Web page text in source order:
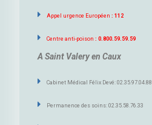
Appel urgence Européen : 112
Centre anti-poison : 0.800.59.59.59
A Saint Valery en Caux
Cabinet Médical Félix Devé: 02.35.97.04.88
Permanence des soins: 02.35.58.76.33